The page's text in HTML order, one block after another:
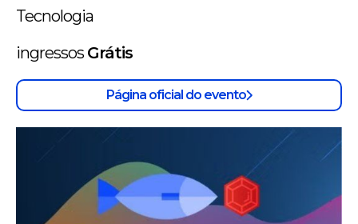
Tecnologia
ingressos Grátis
Página oficial do evento